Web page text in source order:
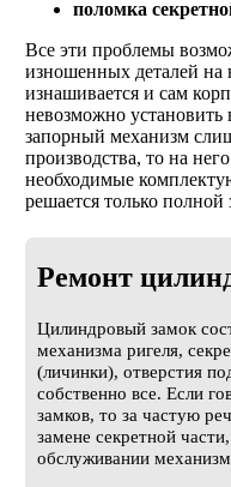
поломка
Все эти проблемы
изношенных деталей на
изнашивается и сам
невозможно
запорный механизм
производства, то на
необходимые
решается только полной
Ремонт
Цилиндровый замок
механизма ригеля,
(личинки), отверстия
собственно все. Если
замков, то за частую
замене секретной
обслуживании